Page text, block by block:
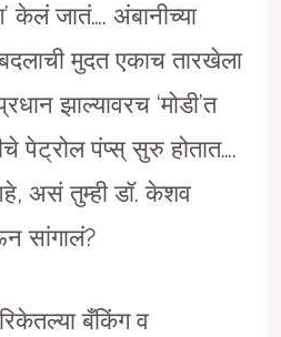
केलं जातं…. अंबानीच्या
मुदत एकाच तारखेला
झाल्यावरच ‘मोडी’त
पेट्रोल पंप्स् सुरु होतात….
असं तुम्ही डाॅ. केशव
सांगालं?
बँकिंग व